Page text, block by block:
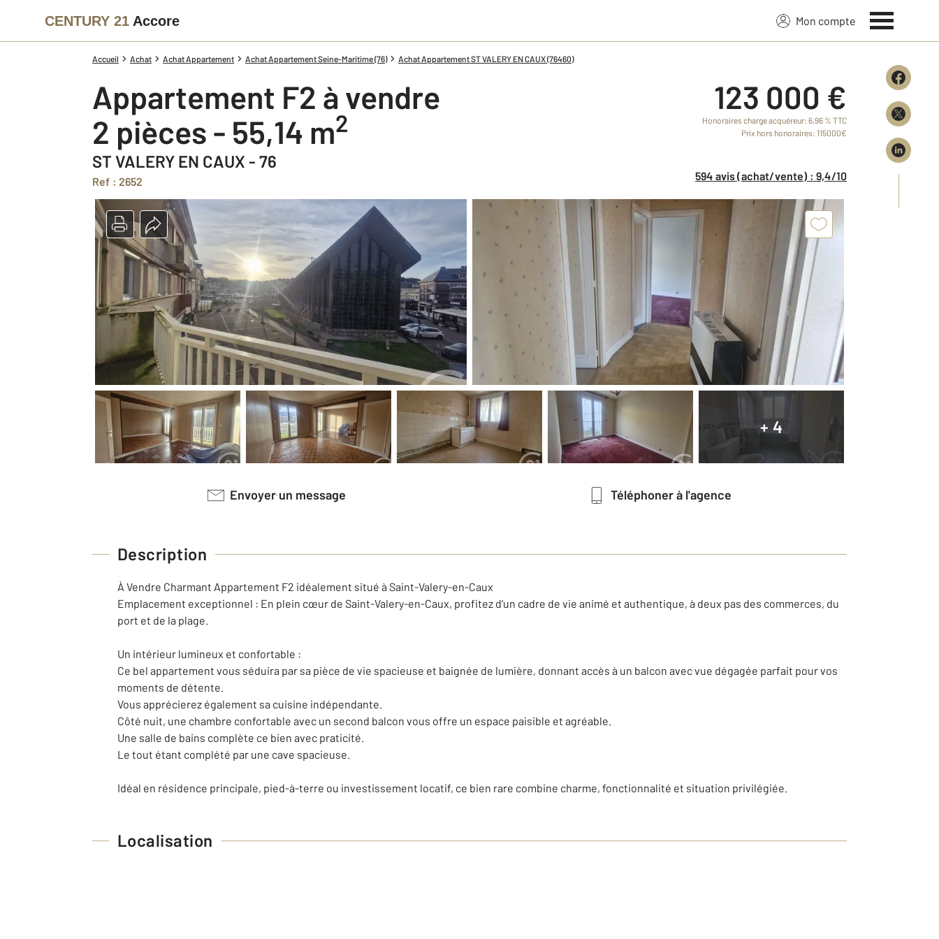
CENTURY 21 Accore Mon compte
Accueil Achat Achat Appartement Achat Appartement Seine-Maritime (76) Achat Appartement ST VALERY EN CAUX (76460)
Appartement F2 à vendre
2 pièces - 55,14 m2
ST VALERY EN CAUX - 76
Ref : 2652
123 000 €
Honoraires charge acquéreur: 6,96 % TTC
Prix hors honoraires: 115000€
594 avis (achat/vente) : 9,4/10
+ 4
Envoyer un message Téléphoner à l'agence
Description
À Vendre Charmant Appartement F2 idéalement situé à Saint-Valery-en-Caux
Emplacement exceptionnel : En plein cœur de Saint-Valery-en-Caux, profitez d'un cadre de vie animé et authentique, à deux pas des commerces, du
port et de la plage.
Un intérieur lumineux et confortable :
Ce bel appartement vous séduira par sa pièce de vie spacieuse et baignée de lumière, donnant accès à un balcon avec vue dégagée parfait pour vos
moments de détente.
Vous apprécierez également sa cuisine indépendante.
Côté nuit, une chambre confortable avec un second balcon vous offre un espace paisible et agréable.
Une salle de bains complète ce bien avec praticité.
Le tout étant complété par une cave spacieuse.
Idéal en résidence principale, pied-à-terre ou investissement locatif, ce bien rare combine charme, fonctionnalité et situation privilégiée.
Localisation